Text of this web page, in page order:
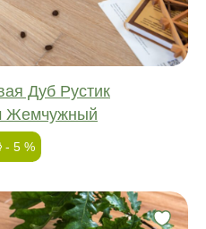
Дуб Рустик
Жемчужный
- 5 %